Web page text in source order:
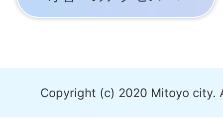
Copyright (c) 2020 Mitoyo city.